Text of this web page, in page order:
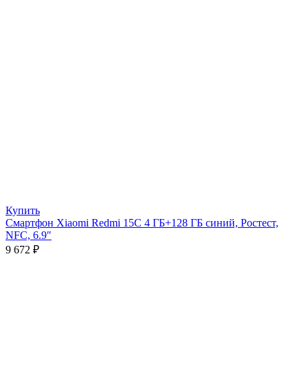
Купить
Смартфон Xiaomi Redmi 15C 4 ГБ+128 ГБ синий, Ростест,
NFC, 6.9″
9 672 ₽